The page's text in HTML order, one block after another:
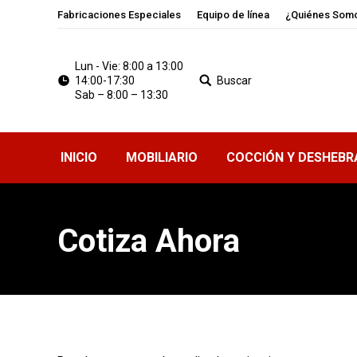
Fabricaciones Especiales Equipo de línea ¿Quiénes
Lun - Vie: 8:00 a 13:00
14:00-17:30
Sab – 8:00 – 13:30
Buscar
INICIO MOBILIARIO COCCIÓN Y
Cotiza Ahora